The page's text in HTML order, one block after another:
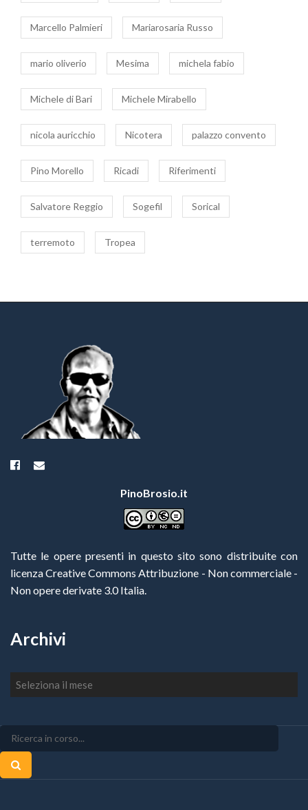
Marcello Palmieri Mariarosaria Russo
mario oliverio Mesima michela fabio
Michele di Bari Michele Mirabello
nicola auricchio Nicotera palazzo convento
Pino Morello Ricadi Riferimenti
Salvatore Reggio Sogefil Sorical
terremoto Tropea
PinoBrosio.it
Tutte le opere presenti in questo sito sono distribuite con
licenza Creative Commons Attribuzione - Non commerciale -
Non opere derivate 3.0 Italia.
Archivi
Archivi